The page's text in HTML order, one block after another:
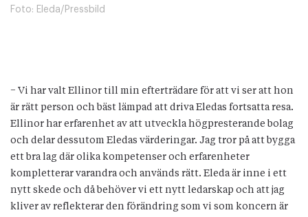
Foto: Eleda/Pressbild
− Vi har valt Ellinor till min efterträdare för att vi ser att hon
är rätt person och bäst lämpad att driva Eledas fortsatta resa.
Ellinor har erfarenhet av att utveckla högpresterande bolag
och delar dessutom Eledas värderingar. Jag tror på att bygga
ett bra lag där olika kompetenser och erfarenheter
kompletterar varandra och används rätt. Eleda är inne i ett
nytt skede och då behöver vi ett nytt ledarskap och att jag
kliver av reflekterar den förändring som vi som koncern är